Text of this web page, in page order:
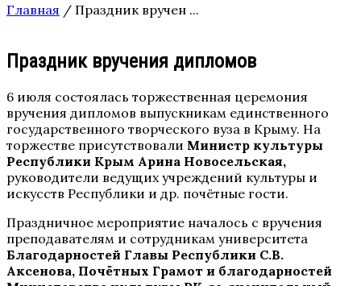
Главная / Праздник вручен ...
Праздник вручения дипломов
6 июля состоялась торжественная церемония
вручения дипломов выпускникам единственного
государственного творческого вуза в Крыму. На
торжестве присутствовали Министр культуры
Республики Крым Арина Новосельская,
руководители ведущих учреждений культуры и
искусств Республики и др. почётные гости.
Праздничное мероприятие началось с вручения
преподавателям и сотрудникам университета
Благодарностей Главы Республики С.В.
Аксенова, Почётных Грамот и благодарностей